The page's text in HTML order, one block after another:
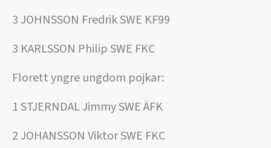
3 JOHNSSON Fredrik SWE KF99
3 KARLSSON Philip SWE FKC
Florett yngre ungdom pojkar:
1 STJERNDAL Jimmy SWE ÄFK
2 JOHANSSON Viktor SWE FKC